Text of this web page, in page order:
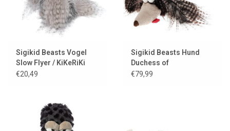
Sigikid Beasts Vogel
Slow Flyer / KiKeRiKi
Kollektion von
€20,49
Sigikid Beasts Hund
Duchess of
Hampershire
€79,99